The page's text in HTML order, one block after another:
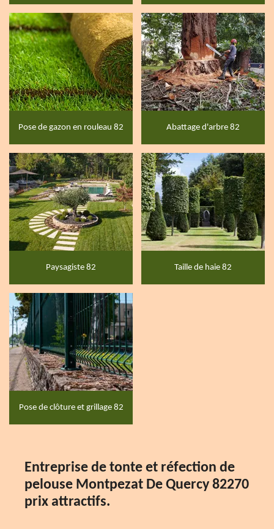
Pose de gazon en rouleau 82 Abattage d'arbre 82
Paysagiste 82 Taille de haie 82
Pose de clôture et grillage 82
Entreprise de tonte et réfection de
pelouse Montpezat De Quercy 82270
prix attractifs.